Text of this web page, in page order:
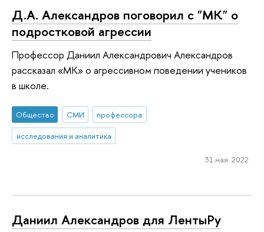
Д.А. Александров поговорил с "МК" о
подростковой агрессии
Профессор Даниил Александрович Александров
рассказал «МК» о агрессивном поведении учеников
в школе.
Общество СМИ
профессора
исследования и аналитика
31 мая 2022
Даниил Александров для ЛентыРу